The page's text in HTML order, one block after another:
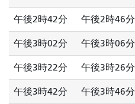
午後2時42分 午後2時46分
午後3時02分 午後3時06分
午後3時22分 午後3時26分
午後3時42分 午後3時46分